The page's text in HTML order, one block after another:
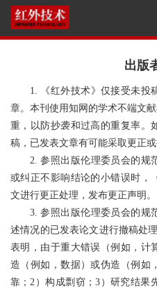
出版
1. 《红外技术》仅接受未投
章。本刊使用知网的学术不端文
重，以防抄袭和过高的重复率。
稿，已发表文章有可能采取更正或
2. 参照出版伦理委员会的规
或纠正不影响结论的小错误时，
文进行更正处理，发布更正声明。
3. 参照出版伦理委员会的规
述情况的已发表论文进行撤稿处
表明，由于重大错误（例如，计
造（例如，数据）或伪造（例如
靠；2）构成剽窃；3）研究结果